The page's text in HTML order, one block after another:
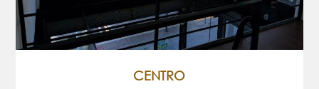
CENTRO